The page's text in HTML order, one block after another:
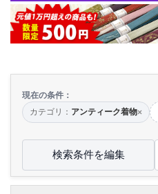
現在の条件：
カテゴリ： アンティーク着物×
検索条件を編集